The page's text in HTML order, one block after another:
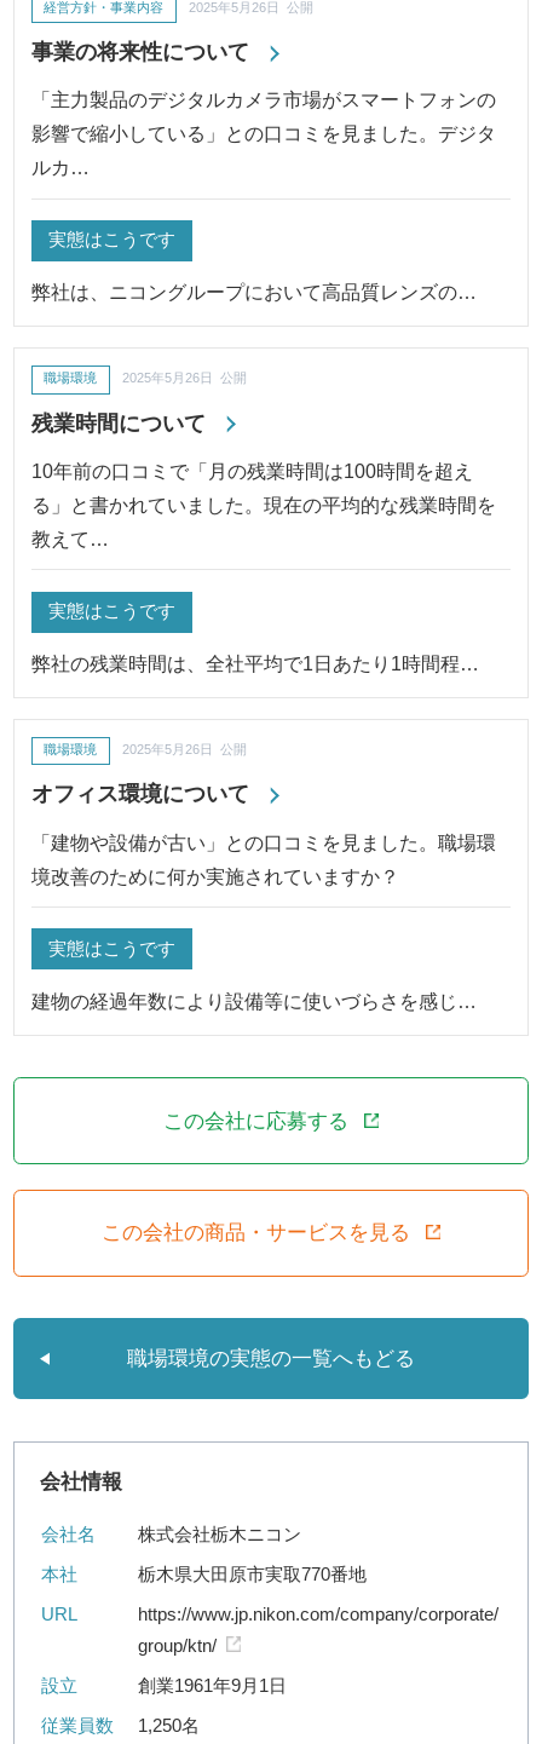
事業の将来性について
経営方針・事業内容 2025年5月26日 公開
「主力製品のデジタルカメラ市場がスマートフォンの
影響で縮小している」との口コミを見ました。デジタ
ルカ…
実態はこうです
弊社は、ニコングループにおいて高品質レンズの…
残業時間について
職場環境 2025年5月26日 公開
10年前の口コミで「月の残業時間は100時間を超え
る」と書かれていました。現在の平均的な残業時間を
教えて…
実態はこうです
弊社の残業時間は、全社平均で1日あたり1時間程…
オフィス環境について
職場環境 2025年5月26日 公開
「建物や設備が古い」との口コミを見ました。職場環
境改善のために何か実施されていますか？
実態はこうです
建物の経過年数により設備等に使いづらさを感じ…
この会社に応募する
この会社の商品・サービスを見る
職場環境の実態の一覧へもどる
会社情報
会社名
株式会社栃木ニコン
本社
栃木県大田原市実取770番地
URL
https://www.jp.nikon.com/company/corporate/
group/ktn/
設立
創業1961年9月1日
従業員数
1,250名